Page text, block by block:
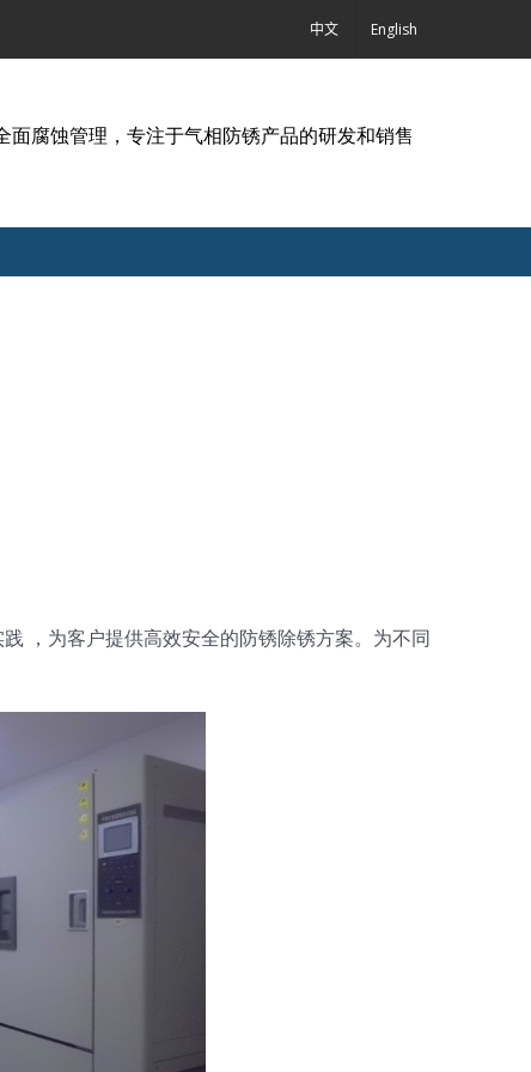
中文 English
面腐蚀管理，专注于气相防锈产品的研发和销售
，为客户提供高效安全的防锈除锈方案。为不同